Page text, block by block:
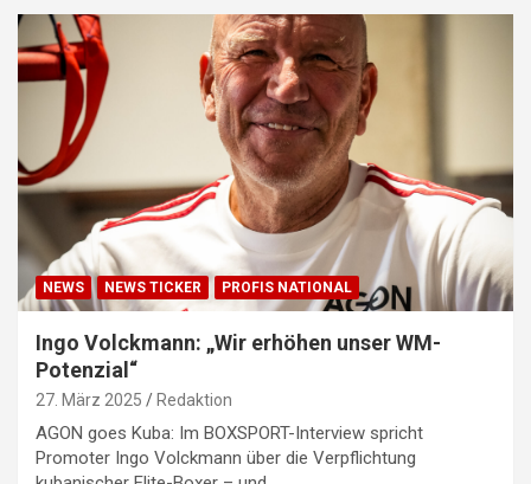
NEWS NEWS TICKER PROFIS NATIONAL
Ingo Volckmann: „Wir erhöhen unser WM-
Potenzial“
27. März 2025 Redaktion
AGON goes Kuba: Im BOXSPORT-Interview spricht
Promoter Ingo Volckmann über die Verpflichtung